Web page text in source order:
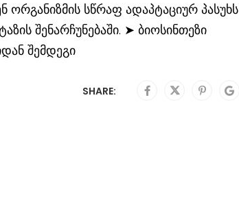
ორგანიზმის სწრაფ ადაპტაციურ პასუხს
შენარჩუნებაში. ➤ ბიოსინთეზი
შემდეგი
SHARE: